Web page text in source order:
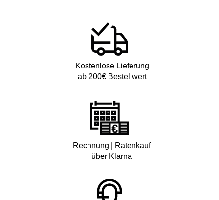
Kostenlose Lieferung
ab 200€ Bestellwert
Rechnung | Ratenkauf
über Klarna